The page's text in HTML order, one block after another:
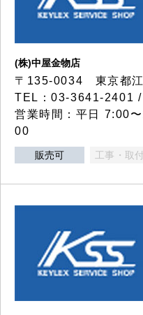
(株)中屋金物店
〒135-0034 東京都
TEL：03-3641-2401
営業時間：平日 7:00
00
販売可 工事・取